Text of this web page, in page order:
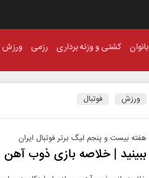
بانوان کشتی و وزنه برداری رزمی ورزش
ورزش فوتبال
هفته بیست و پنجم لیگ برتر فوتبال ایران
ببینید | خلاصه بازی ذوب آهن ۰ - چادرملو اردکان ۱